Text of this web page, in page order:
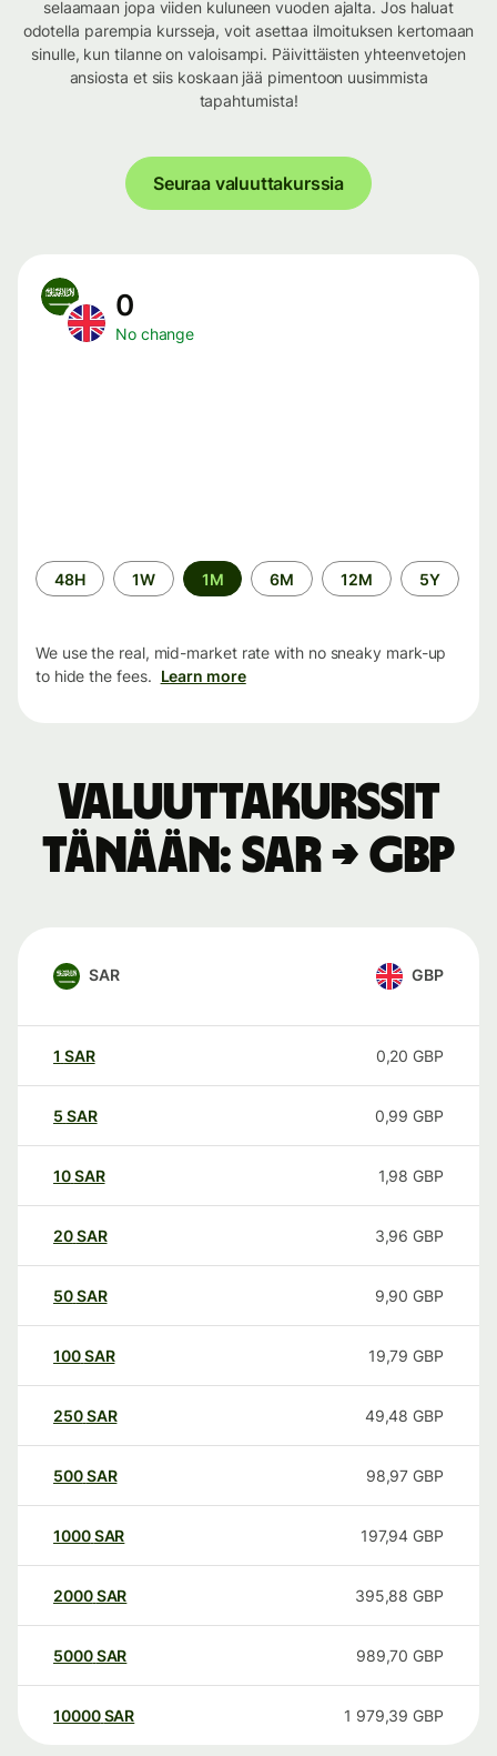
selaamaan jopa viiden kuluneen vuoden ajalta. Jos haluat
odotella parempia kursseja, voit asettaa ilmoituksen kertomaan
sinulle, kun tilanne on valoisampi. Päivittäisten yhteenvetojen
ansiosta et siis koskaan jää pimentoon uusimmista
tapahtumista!
Seuraa valuuttakurssia
0
No change
Time
period
48H 1W 1M 6M 12M 5Y
We use the real, mid-market rate with no sneaky mark-up
to hide the fees. Learn more
Valuuttakurssit
tänään: SAR → GBP
SAR GBP
1 SAR 0,20 GBP
5 SAR 0,99 GBP
10SAR 1,98 GBP
20SAR 3,96 GBP
50SAR 9,90 GBP
100SAR 19,79 GBP
250SAR 49,48 GBP
500SAR 98,97 GBP
1000SAR 197,94 GBP
2000SAR 395,88 GBP
5000SAR 989,70 GBP
10000 SAR 1 979,39 GBP